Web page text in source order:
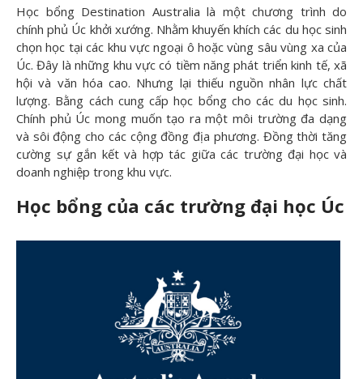
Học bổng Destination Australia là một chương trình do
chính phủ Úc khởi xướng. Nhằm khuyến khích các du học sinh
chọn học tại các khu vực ngoại ô hoặc vùng sâu vùng xa của
Úc. Đây là những khu vực có tiềm năng phát triển kinh tế, xã
hội và văn hóa cao. Nhưng lại thiếu nguồn nhân lực chất
lượng. Bằng cách cung cấp học bổng cho các du học sinh.
Chính phủ Úc mong muốn tạo ra một môi trường đa dạng
và sôi động cho các cộng đồng địa phương. Đồng thời tăng
cường sự gắn kết và hợp tác giữa các trường đại học và
doanh nghiệp trong khu vực.
Học bổng của các trường đại học Úc